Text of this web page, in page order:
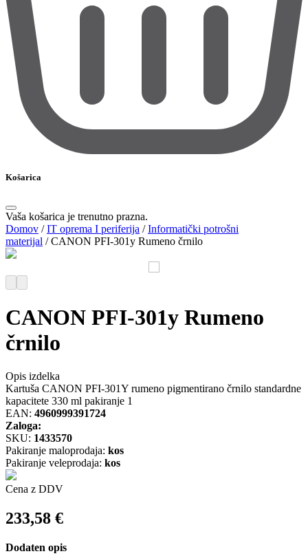
Košarica
Vaša košarica je trenutno prazna.
Domov /IT oprema I periferija /Informatički potrošni
materijal /CANON PFI-301y Rumeno črnilo
CANON PFI-301y Rumeno
črnilo
Opis izdelka
Kartuša CANON PFI-301Y rumeno pigmentirano črnilo standardne
kapacitete 330 ml pakiranje 1
EAN: 4960999391724
Zaloga:
SKU: 1433570
Pakiranje maloprodaja: kos
Pakiranje veleprodaja: kos
Cena z DDV
233,58 €
Dodaten opis